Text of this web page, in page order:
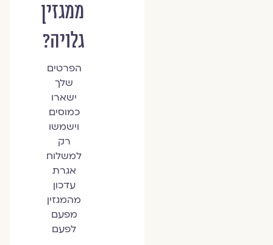
ממגזין
גלויה?
הפרטים
שלך
ישארו
כמוסים
וישמשו
רק
למשלוח
אגרת
עדכון
מהמגזין
מפעם
לפעם